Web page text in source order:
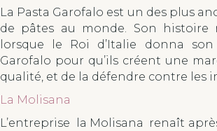
La Pasta Garofalo est un des plus
de pâtes au monde. Son histoire
lorsque le Roi d’Italie donna
Garofalo pour qu’ils créent une
qualité, et de la défendre contre les
La Molisana
L’entreprise la Molisana renaît